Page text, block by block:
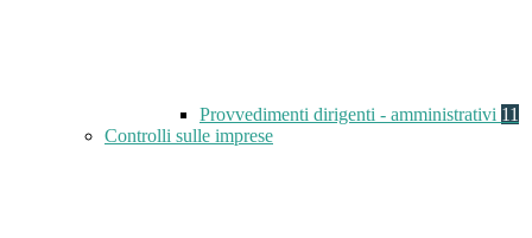
Provvedimenti dirigenti - amministrativi 11
Controlli sulle imprese